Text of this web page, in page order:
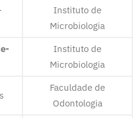
Instituto de
Microbiologia
Instituto de
Microbiologia
Faculdade de
Odontologia